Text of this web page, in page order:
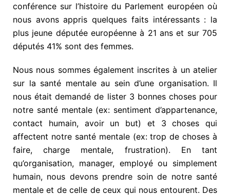
conférence sur l’histoire du Parlement européen où
nous avons appris quelques faits intéressants : la
plus jeune députée européenne à 21 ans et sur 705
députés 41% sont des femmes.
Nous nous sommes également inscrites à un atelier
sur la santé mentale au sein d’une organisation. Il
nous était demandé de lister 3 bonnes choses pour
notre santé mentale (ex: sentiment d’appartenance,
contact humain, avoir un but) et 3 choses qui
affectent notre santé mentale (ex: trop de choses à
faire, charge mentale, frustration). En tant
qu’organisation, manager, employé ou simplement
humain, nous devons prendre soin de notre santé
mentale et de celle de ceux qui nous entourent. Des